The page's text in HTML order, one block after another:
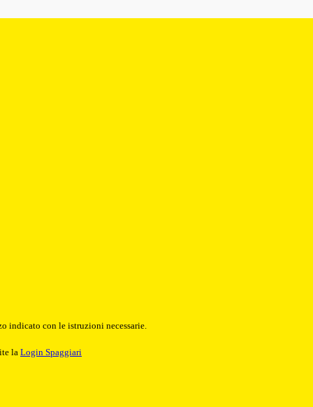
indicato con le istruzioni necessarie.
la Login Spaggiari